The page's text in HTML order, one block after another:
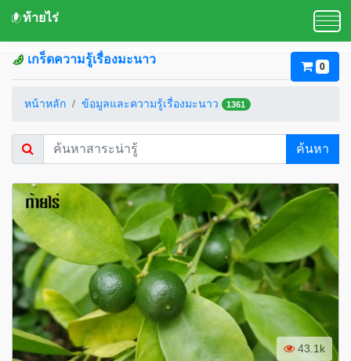
ท้ายไร่
เกร็ดความรู้เรื่องมะนาว
0
หน้าหลัก ข้อมูลและความรู้เรื่องมะนาว 1361
ค้นหา
43.1k